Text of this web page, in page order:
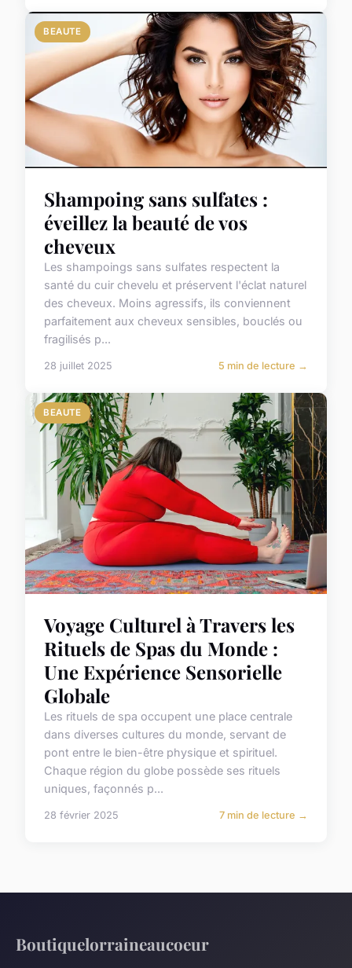
BEAUTE
Shampoing sans sulfates :
éveillez la beauté de vos
cheveux
Les shampoings sans sulfates respectent la
santé du cuir chevelu et préservent l'éclat naturel
des cheveux. Moins agressifs, ils conviennent
parfaitement aux cheveux sensibles, bouclés ou
fragilisés p...
28 juillet 2025 5 min de lecture →
BEAUTE
Voyage Culturel à Travers les
Rituels de Spas du Monde :
Une Expérience Sensorielle
Globale
Les rituels de spa occupent une place centrale
dans diverses cultures du monde, servant de
pont entre le bien-être physique et spirituel.
Chaque région du globe possède ses rituels
uniques, façonnés p...
28 février 2025 7 min de lecture →
Boutiquelorraineaucoeur